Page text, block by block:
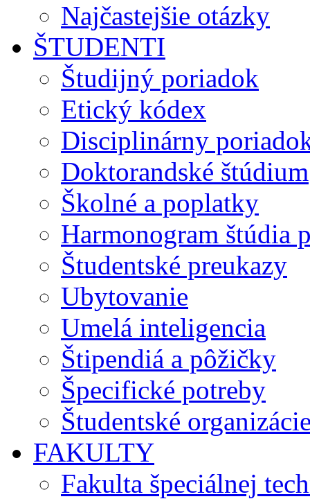
Najčastejšie otázky
ŠTUDENTI
Študijný poriadok
Etický kódex
Disciplinárny
Doktorandské štúdium
Školné a poplatky
Harmonogram štúdia
Študentské preukazy
Ubytovanie
Umelá inteligencia
Štipendiá a pôžičky
Špecifické potreby
Študentské
FAKULTY
Fakulta špeciálnej